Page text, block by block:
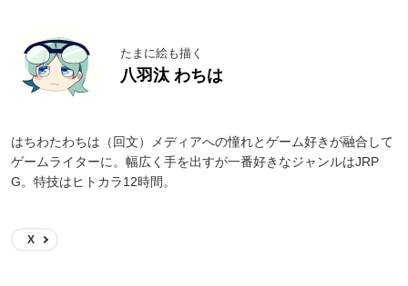
たまに絵も描く
八羽汰 わちは
はちわたわちは（回文）メディアへの憧れとゲーム好きが融合して
ゲームライターに。幅広く手を出すが一番好きなジャンルはJRP
G。特技はヒトカラ12時間。
X